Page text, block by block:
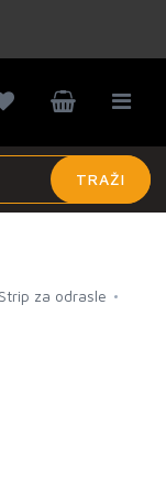
TRAŽI
Strip za odrasle